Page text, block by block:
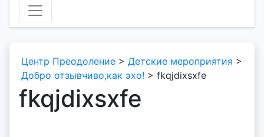
Центр Преодоление > Детские мероприятия >
Добро отзывчиво,как эхо! > fkqjdixsxfe
fkqjdixsxfe